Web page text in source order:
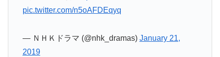
pic.twitter.com/n5oAFDEqyq
— ＮＨＫドラマ (@nhk_dramas) January 21,
2019